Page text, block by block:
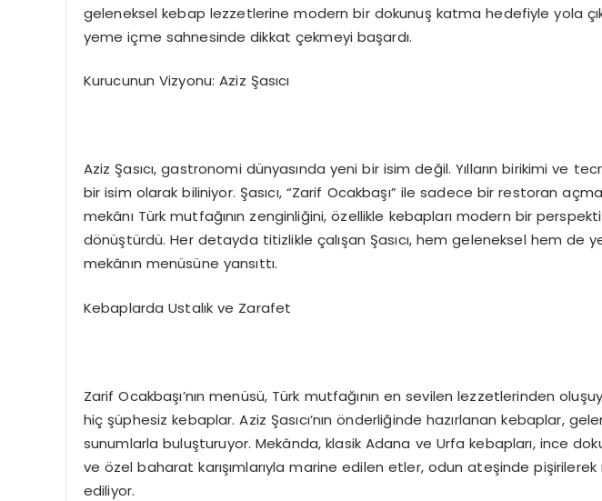
geleneksel kebap lezzetlerine modern bir dokunuş katma hedefiyle yola
yeme içme sahnesinde dikkat çekmeyi başardı.
Kurucunun Vizyonu: Aziz Şasıcı
Aziz Şasıcı, gastronomi dünyasında yeni bir isim değil. Yılların birikimi ve
bir isim olarak biliniyor. Şasıcı, “Zarif Ocakbaşı” ile sadece bir restoran
mekânı Türk mutfağının zenginliğini, özellikle kebapları modern bir
dönüştürdü. Her detayda titizlikle çalışan Şasıcı, hem geleneksel hem de
mekânın menüsüne yansıttı.
Kebaplarda Ustalık ve Zarafet
Zarif Ocakbaşı’nın menüsü, Türk mutfağının en sevilen lezzetlerinden
hiç şüphesiz kebaplar. Aziz Şasıcı’nın önderliğinde hazırlanan kebaplar,
sunumlarla buluşturuyor. Mekânda, klasik Adana ve Urfa kebapları, ince
ve özel baharat karışımlarıyla marine edilen etler, odun ateşinde
ediliyor.